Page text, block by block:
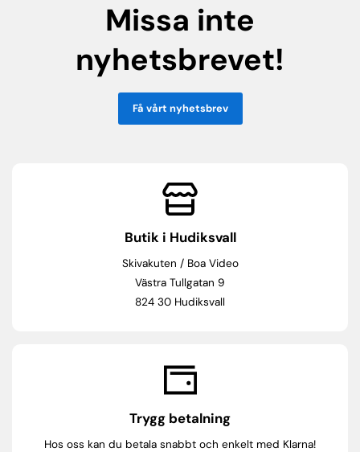
Missa inte
nyhetsbrevet!
Få vårt nyhetsbrev
Butik i Hudiksvall
Skivakuten / Boa Video
Västra Tullgatan 9
824 30 Hudiksvall
Trygg betalning
Hos oss kan du betala snabbt och enkelt med Klarna!